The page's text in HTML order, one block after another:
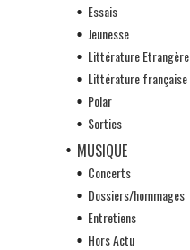
Essais
Jeunesse
Littérature Etrangère
Littérature française
Polar
Sorties
MUSIQUE
Concerts
Dossiers/hommages
Entretiens
Hors Actu